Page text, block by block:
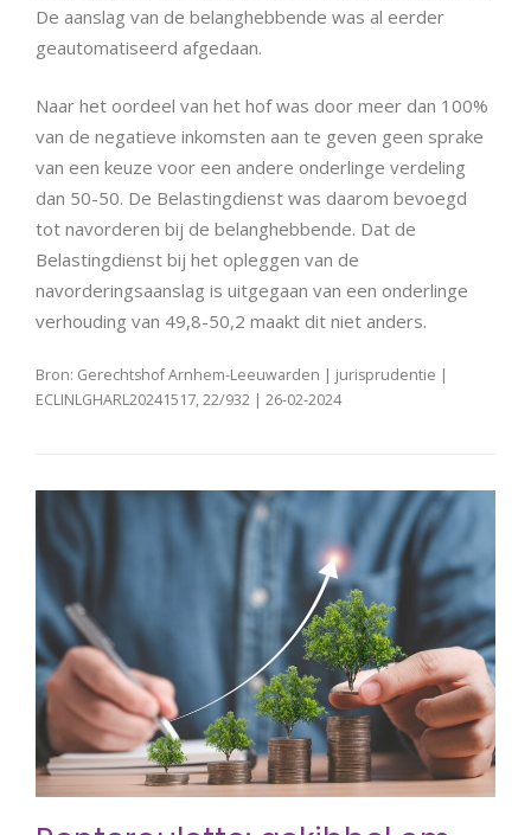
De aanslag van de belanghebbende was al eerder
geautomatiseerd afgedaan.
Naar het oordeel van het hof was door meer dan 100%
van de negatieve inkomsten aan te geven geen sprake
van een keuze voor een andere onderlinge verdeling
dan 50-50. De Belastingdienst was daarom bevoegd
tot navorderen bij de belanghebbende. Dat de
Belastingdienst bij het opleggen van de
navorderingsaanslag is uitgegaan van een onderlinge
verhouding van 49,8-50,2 maakt dit niet anders.
Bron: Gerechtshof Arnhem-Leeuwarden | jurisprudentie |
ECLINLGHARL20241517, 22/932 | 26-02-2024